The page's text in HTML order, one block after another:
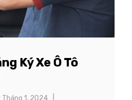
Ký Xe Ô Tô
Tháng 1, 2024